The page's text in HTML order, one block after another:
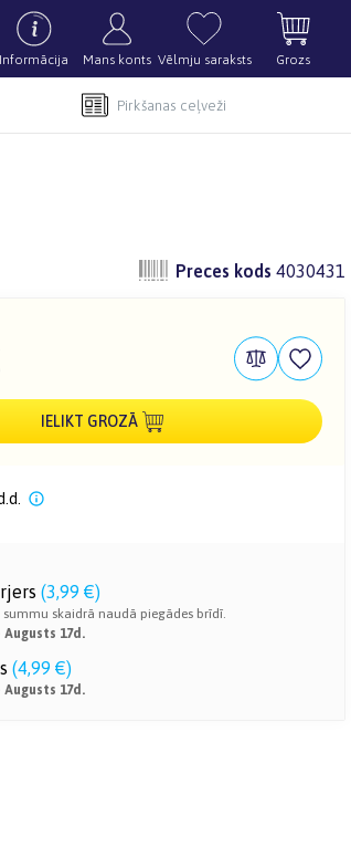
Informācija Mans konts Vēlmju saraksts Grozs
Pirkšanas ceļveži
Preces kods 4030431
IELIKT GROZĀ
(3,99 €)
skaidrā naudā piegādes brīdī.
Augusts 17d.
(4,99 €)
Augusts 17d.